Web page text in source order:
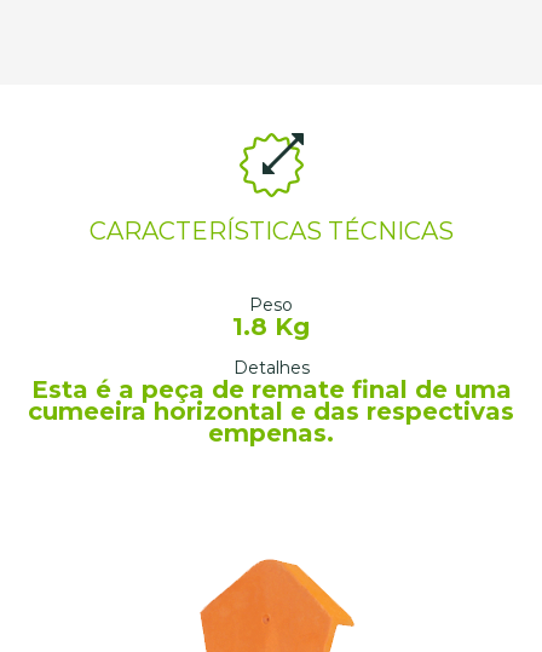
CARACTERÍSTICAS TÉCNICAS
Peso
1.8 Kg
Detalhes
Esta é a peça de remate final de uma
cumeeira horizontal e das respectivas
empenas.